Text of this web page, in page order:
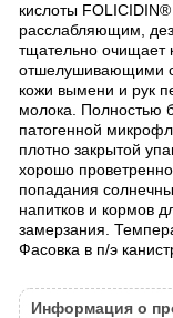
кислоты
расслабляющим,
тщательно очищает
отшелушивающими
кожи вымени и рук
молока. Полностью
патогенной
плотно закрытой
хорошо
попадания
напитков и кормов
замерзания.
Фасовка в п/э
Информация о